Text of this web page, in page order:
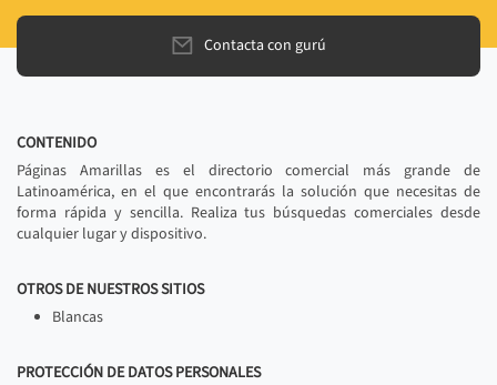
Contacta con gurú
CONTENIDO
Páginas Amarillas es el directorio comercial más grande de
Latinoamérica, en el que encontrarás la solución que necesitas de
forma rápida y sencilla. Realiza tus búsquedas comerciales desde
cualquier lugar y dispositivo.
OTROS DE NUESTROS SITIOS
Blancas
PROTECCIÓN DE DATOS PERSONALES